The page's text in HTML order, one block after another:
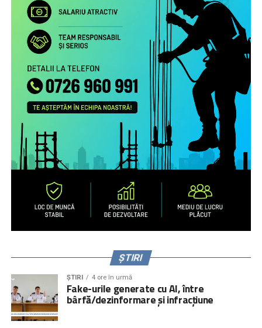
ȘTIRI
ȘTIRI 4 ore în urmă
Fake-urile generate cu AI, între
bârfă/dezinformare și infracțiune